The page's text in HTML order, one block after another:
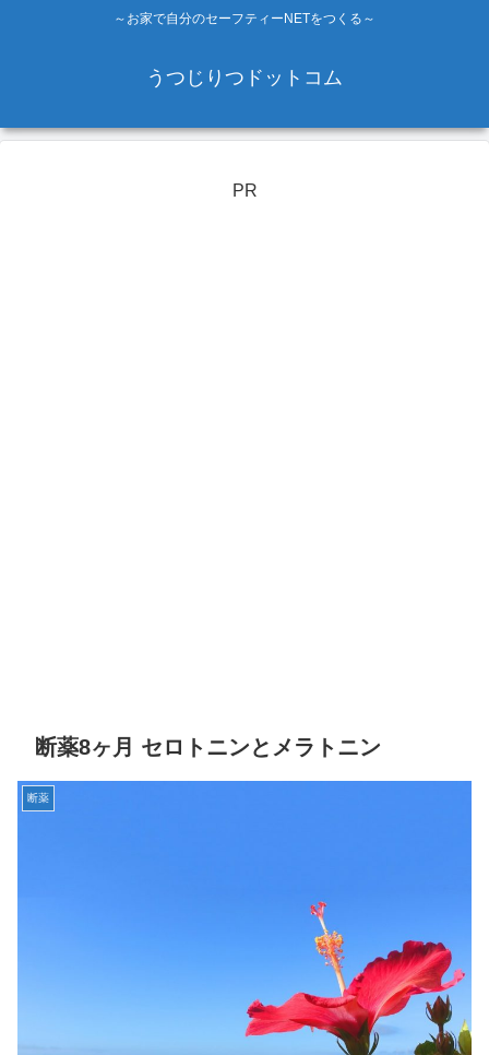
～お家で自分のセーフティーNETをつくる～
うつじりつドットコム
PR
断薬8ヶ月 セロトニンとメラトニン
断薬